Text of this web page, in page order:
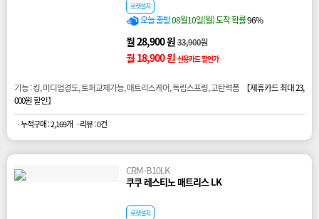
로켓설치
오늘 출발08월10일(월) 도착 확률96%
월 28,900 원33,900원
월 18,900 원 신용카드 할인가
기능 : 킹, 미디엄경도, 토퍼교체가능, 매트리스케어, 독립스프링, 고탄력폼 【제휴카드 최대 23,
000원 할인】
· 누적구매 : 2,169개 · 리뷰 : 0건
CRM-B10LK
쿠쿠 레스티노 매트리스 LK
로켓설치